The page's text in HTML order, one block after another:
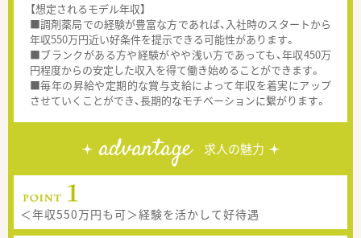
【想定されるモデル年収】
■調剤薬局での経験が豊富な方であれば、入社時のスタートから
年収550万円近い好条件を提示できる可能性があります。
■ブランクがある方や経験がやや浅い方であっても、年収450万
円程度からの安定した収入を得て働き始めることができます。
■毎年の昇給や定期的な賞与支給によって年収を着実にアップ
させていくことができ、長期的なモチベーションに繋がります。
advantage 求人の魅力
＜年収550万円も可＞経験を活かして好待遇